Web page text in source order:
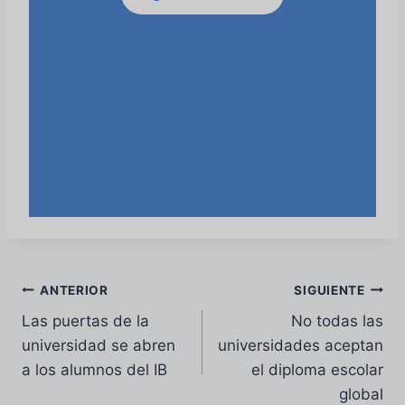
Navegación
de
entradas
ANTERIOR
Las puertas de la
universidad se abren
a los alumnos del IB
SIGUIENTE
No todas las
universidades aceptan
el diploma escolar
global